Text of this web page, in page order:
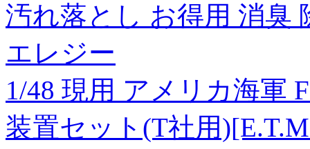
汚れ落とし お得用 消臭
エレジー
1/48 現用 アメリカ海軍
装置セット(T社用